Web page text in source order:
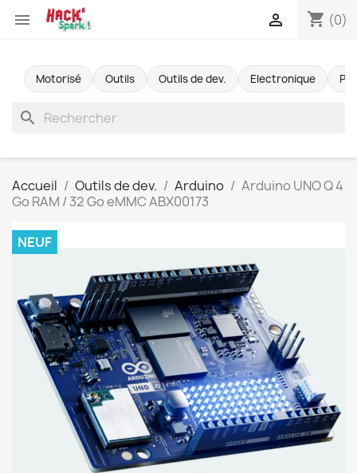
 shopping_cart (0)

Motorisé Outils Outils de dev. Electronique
search
Accueil Outils de dev. Arduino
Arduino UNO Q 4
Go RAM / 32 Go eMMC ABX00173
NEUF